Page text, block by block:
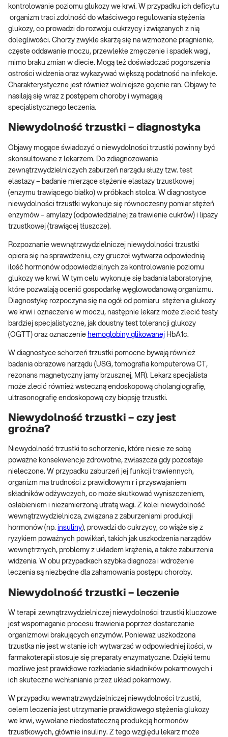
kontrolowanie poziomu glukozy we krwi. W przypadku ich deficytu
organizm traci zdolność do właściwego regulowania stężenia
glukozy, co prowadzi do rozwoju cukrzycy i związanych z nią
dolegliwości. Chorzy zwykle skarżą się na wzmożone pragnienie,
częste oddawanie moczu, przewlekłe zmęczenie i spadek wagi,
mimo braku zmian w diecie. Mogą też doświadczać pogorszenia
ostrości widzenia oraz wykazywać większą podatność na infekcje.
Charakterystyczne jest również wolniejsze gojenie ran. Objawy te
nasilają się wraz z postępem choroby i wymagają
specjalistycznego leczenia.
Niewydolność trzustki – diagnostyka
Objawy mogące świadczyć o niewydolności trzustki powinny być
skonsultowane z lekarzem. Do zdiagnozowania
zewnątrzwydzielniczych zaburzeń narządu służy tzw. test
elastazy – badanie mierzące stężenie elastazy trzustkowej
(enzymu trawiącego białko) w próbkach stolca. W diagnostyce
niewydolności trzustki wykonuje się równoczesny pomiar stężeń
enzymów – amylazy (odpowiedzialnej za trawienie cukrów) i lipazy
trzustkowej (trawiącej tłuszcze).
Rozpoznanie wewnątrzwydzielniczej niewydolności trzustki
opiera się na sprawdzeniu, czy gruczoł wytwarza odpowiednią
ilość hormonów odpowiedzialnych za kontrolowanie poziomu
glukozy we krwi. W tym celu wykonuje się badania laboratoryjne,
które pozwalają ocenić gospodarkę węglowodanową organizmu.
Diagnostykę rozpoczyna się na ogół od pomiaru stężenia glukozy
we krwi i oznaczenie w moczu, następnie lekarz może zlecić testy
bardziej specjalistyczne, jak doustny test tolerancji glukozy
(OGTT) oraz oznaczenie hemoglobiny glikowanej HbA1c.
W diagnostyce schorzeń trzustki pomocne bywają również
badania obrazowe narządu (USG, tomografia komputerowa CT,
rezonans magnetyczny jamy brzusznej, MR). Lekarz specjalista
może zlecić również wsteczną endoskopową cholangiografię,
ultrasonografię endoskopową czy biopsję trzustki.
Niewydolność trzustki – czy jest
groźna?
Niewydolność trzustki to schorzenie, które niesie ze sobą
poważne konsekwencje zdrowotne, zwłaszcza gdy pozostaje
nieleczone. W przypadku zaburzeń jej funkcji trawiennych,
organizm ma trudności z prawidłowym r i przyswajaniem
składników odżywczych, co może skutkować wyniszczeniem,
osłabieniem i niezamierzoną utratą wagi. Z kolei niewydolność
wewnątrzwydzielnicza, związana z zaburzeniami produkcji
hormonów (np. insuliny), prowadzi do cukrzycy, co wiąże się z
ryzykiem poważnych powikłań, takich jak uszkodzenia narządów
wewnętrznych, problemy z układem krążenia, a także zaburzenia
widzenia. W obu przypadkach szybka diagnoza i wdrożenie
leczenia są niezbędne dla zahamowania postępu choroby.
Niewydolność trzustki – leczenie
W terapii zewnątrzwydzielniczej niewydolności trzustki kluczowe
jest wspomaganie procesu trawienia poprzez dostarczanie
organizmowi brakujących enzymów. Ponieważ uszkodzona
trzustka nie jest w stanie ich wytwarzać w odpowiedniej ilości, w
farmakoterapii stosuje się preparaty enzymatyczne. Dzięki temu
możliwe jest prawidłowe rozkładanie składników pokarmowych i
ich skuteczne wchłanianie przez układ pokarmowy.
W przypadku wewnątrzwydzielniczej niewydolności trzustki,
celem leczenia jest utrzymanie prawidłowego stężenia glukozy
we krwi, wywołane niedostateczną produkcją hormonów
trzustkowych, głównie insuliny. Z tego względu lekarz może